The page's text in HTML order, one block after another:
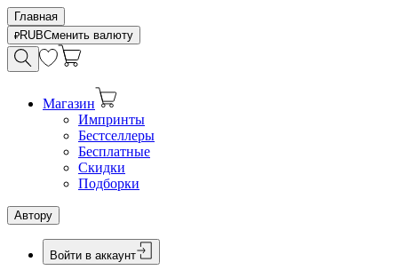
Главная
RUBСменить валюту
Магазин
Импринты
Бестселлеры
Бесплатные
Скидки
Подборки
Автору
Войти в аккаунт